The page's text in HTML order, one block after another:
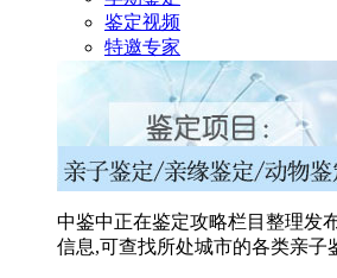
鉴定视频
特邀专家
中鉴中正在鉴定攻略栏目整理发
信息,可查找所处城市的各类亲子